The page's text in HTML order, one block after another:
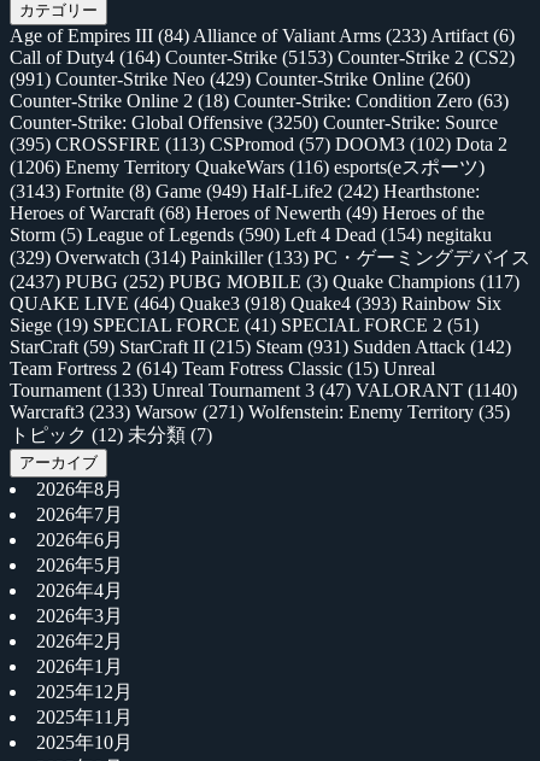
カテゴリー
Age of Empires III (84) Alliance of Valiant Arms (233) Artifact (6)
Call of Duty4 (164) Counter-Strike (5153) Counter-Strike 2 (CS2)
(991) Counter-Strike Neo (429) Counter-Strike Online (260)
Counter-Strike Online 2 (18) Counter-Strike: Condition Zero (63)
Counter-Strike: Global Offensive (3250) Counter-Strike: Source
(395) CROSSFIRE (113) CSPromod (57) DOOM3 (102) Dota 2
(1206) Enemy Territory QuakeWars (116) esports(eスポーツ)
(3143) Fortnite (8) Game (949) Half-Life2 (242) Hearthstone:
Heroes of Warcraft (68) Heroes of Newerth (49) Heroes of the
Storm (5) League of Legends (590) Left 4 Dead (154) negitaku
(329) Overwatch (314) Painkiller(133) PC・ゲーミングデバイス
(2437) PUBG (252) PUBG MOBILE (3) Quake Champions (117)
QUAKE LIVE (464) Quake3 (918) Quake4 (393) Rainbow Six
Siege (19) SPECIAL FORCE (41) SPECIAL FORCE 2 (51)
StarCraft (59) StarCraft II (215) Steam (931) Sudden Attack (142)
Team Fortress 2 (614) Team Fotress Classic (15) Unreal
Tournament (133) Unreal Tournament 3 (47) VALORANT (1140)
Warcraft3 (233) Warsow (271) Wolfenstein: Enemy Territory (35)
トピック (12) 未分類 (7)
アーカイブ
2026年8月
2026年7月
2026年6月
2026年5月
2026年4月
2026年3月
2026年2月
2026年1月
2025年12月
2025年11月
2025年10月